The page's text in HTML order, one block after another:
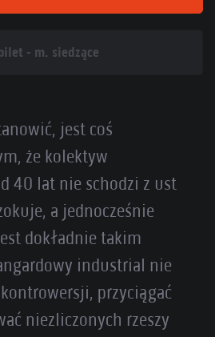
- m. siedzące
jest coś
że kolektyw
40 lat nie schodzi z ust
a jednocześnie
dokładnie takim
industrial nie
przyciągać
niezliczonych rzeszy